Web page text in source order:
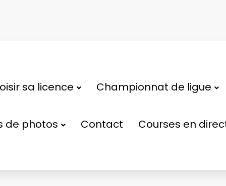
sa licence Championnat de ligue
de photos Contact Courses en